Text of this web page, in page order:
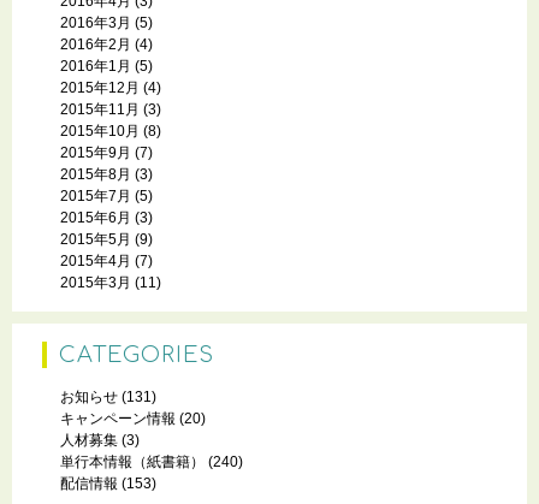
2016年3月 (5)
2016年2月 (4)
2016年1月 (5)
2015年12月 (4)
2015年11月 (3)
2015年10月 (8)
2015年9月 (7)
2015年8月 (3)
2015年7月 (5)
2015年6月 (3)
2015年5月 (9)
2015年4月 (7)
2015年3月 (11)
CATEGORIES
お知らせ (131)
キャンペーン情報 (20)
人材募集 (3)
単行本情報（紙書籍）
(240)
配信情報 (153)